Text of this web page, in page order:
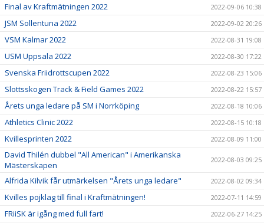
Final av Kraftmätningen 2022 2022-09-06 10:38
JSM Sollentuna 2022 2022-09-02 20:26
VSM Kalmar 2022 2022-08-31 19:08
USM Uppsala 2022 2022-08-30 17:22
Svenska Friidrottscupen 2022 2022-08-23 15:06
Slottsskogen Track & Field Games 2022 2022-08-22 15:57
Årets unga ledare på SM i Norrköping 2022-08-18 10:06
Athletics Clinic 2022 2022-08-15 10:18
Kvillesprinten 2022 2022-08-09 11:00
David Thilén dubbel "All American" i Amerikanska
Mästerskapen
2022-08-03 09:25
Alfrida Kilvik får utmärkelsen "Årets unga ledare" 2022-08-02 09:34
Kvilles pojklag till final i Kraftmätningen! 2022-07-11 14:59
FRiiSK är igång med full fart! 2022-06-27 14:25